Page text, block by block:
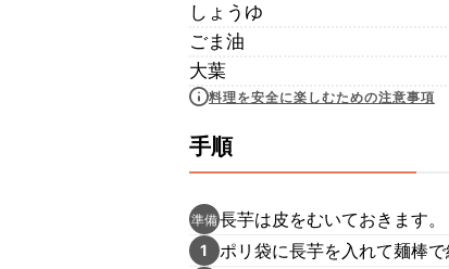
しょうゆ
ごま油
大葉
料理を安全に楽しむための注意事項
手順
準備長芋は皮をむいておきます。
1 ポリ袋に長芋を入れて麺棒で